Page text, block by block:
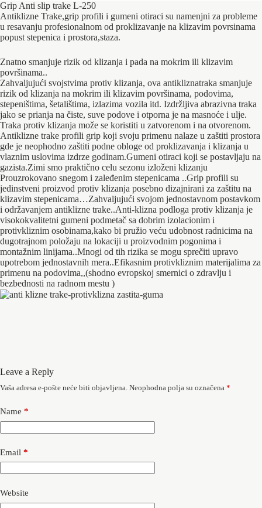
Grip Anti slip trake L-250
Antiklizne Trake,grip profili i gumeni otiraci su namenjni za probleme
u resavanju profesionalnom od proklizavanje na klizavim povrsinama
popust stepenica i prostora,staza.
Znatno smanjuje rizik od klizanja i pada na mokrim ili klizavim
površinama..
Zahvaljujući svojstvima protiv klizanja, ova antikliznatraka smanjuje
rizik od klizanja na mokrim ili klizavim površinama, podovima,
stepeništima, šetalištima, izlazima vozila itd. Izdržljiva abrazivna traka
jako se prianja na čiste, suve podove i otporna je na masnoće i ulje.
Traka protiv klizanja može se koristiti u zatvorenom i na otvorenom.
Antiklizne trake profili grip koji svoju primenu nalaze u zaštiti prostora
gde je neophodno zaštiti podne obloge od proklizavanja i klizanja u
vlaznim uslovima izdrze godinam.Gumeni otiraci koji se postavljaju na
gazista.Zimi smo praktično celu sezonu izloženi klizanju
Prouzrokovano snegom i zaleđenim stepenicama ..Grip profili su
jedinstveni proizvod protiv klizanja posebno dizajnirani za zaštitu na
klizavim stepenicama…Zahvaljujući svojom jednostavnom postavkom
i održavanjem antiklizne trake..Anti-klizna podloga protiv klizanja je
visokokvalitetni gumeni podmetač sa dobrim izolacionim i
protivkliznim osobinama,kako bi pružio veću udobnost radnicima na
dugotrajnom položaju na lokaciji u proizvodnim pogonima i
montažnim linijama..Mnogi od tih rizika se mogu sprečiti upravo
upotrebom jednostavnih mera..Efikasnim protivkliznim materijalima za
primenu na podovima,,(shodno evropskoj smernici o zdravlju i
bezbednosti na radnom mestu )
Leave a Reply
Vaša adresa e-pošte neće biti objavljena. Neophodna polja su označena *
Name *
Email *
Website